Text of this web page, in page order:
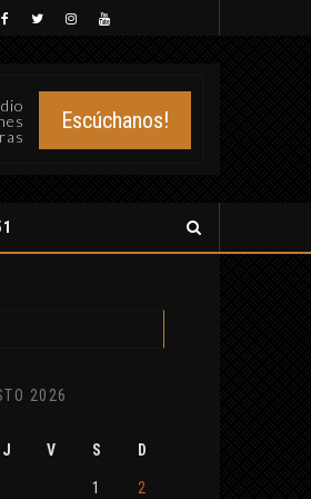
Escúchanos!
2026
J V S D
1 2